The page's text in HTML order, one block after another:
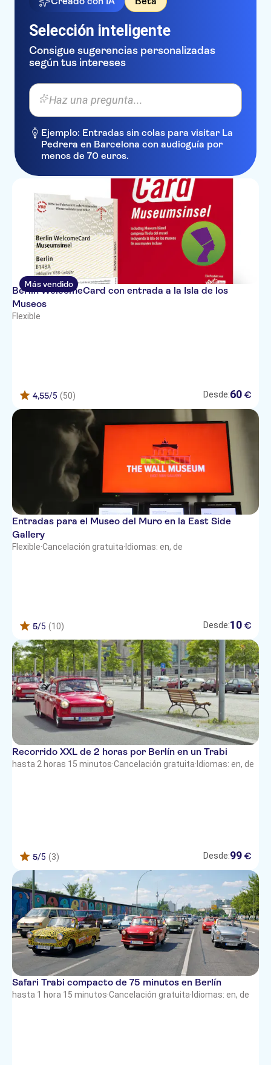
Selección inteligente
Consigue sugerencias personalizadas
según tus intereses
Haz una pregunta...
Ejemplo: Entradas sin colas para visitar La
Pedrera en Barcelona con audioguía por
menos de 70 euros.
Más vendido
Berlin WelcomeCard con entrada a la Isla de los
Museos
Flexible
4,55/5 (50) Desde:60 €
Entradas para el Museo del Muro en la East Side
Gallery
Flexible·Cancelación gratuita· Idiomas: en, de
5/5 (10) Desde:10 €
Recorrido XXL de 2 horas por Berlín en un Trabi
hasta 2 horas 15 minutos·Cancelación gratuita· Idiomas: en, de
5/5 (3) Desde:99 €
Safari Trabi compacto de 75 minutos en Berlín
hasta 1 hora 15 minutos·Cancelación gratuita· Idiomas: en, de